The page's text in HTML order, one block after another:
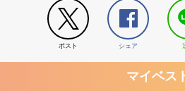
ポスト シェア
マイベス